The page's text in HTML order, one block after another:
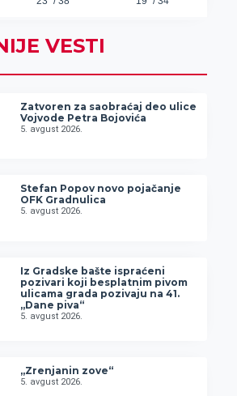
VESTI
Zatvoren za saobraćaj deo ulice
Vojvode Petra Bojovića
5. avgust 2026.
Stefan Popov novo pojačanje
OFK Gradnulica
5. avgust 2026.
Iz Gradske bašte ispraćeni
pozivari koji besplatnim pivom
ulicama grada pozivaju na 41.
„Dane piva“
5. avgust 2026.
„Zrenjanin zove“
5. avgust 2026.